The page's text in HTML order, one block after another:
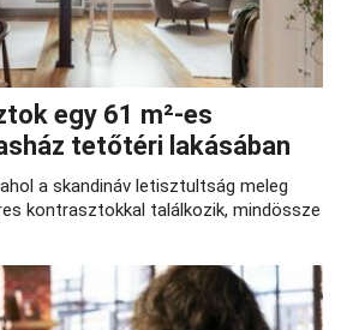
egy 61 m²-es
tetőtéri lakásában
a skandináv letisztultság meleg
kontrasztokkal találkozik, mindössze